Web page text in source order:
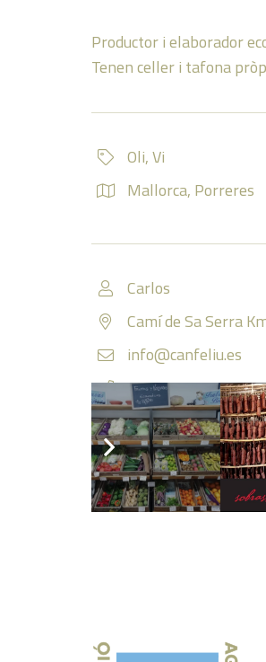
Productor i elaborador
Tenen celler i tafona
Oli,Vi
Mallorca, Porreres
Carlos
Camí de Sa Serra
info@canfeliu.es
971944153
https://
Facebook
Instagram